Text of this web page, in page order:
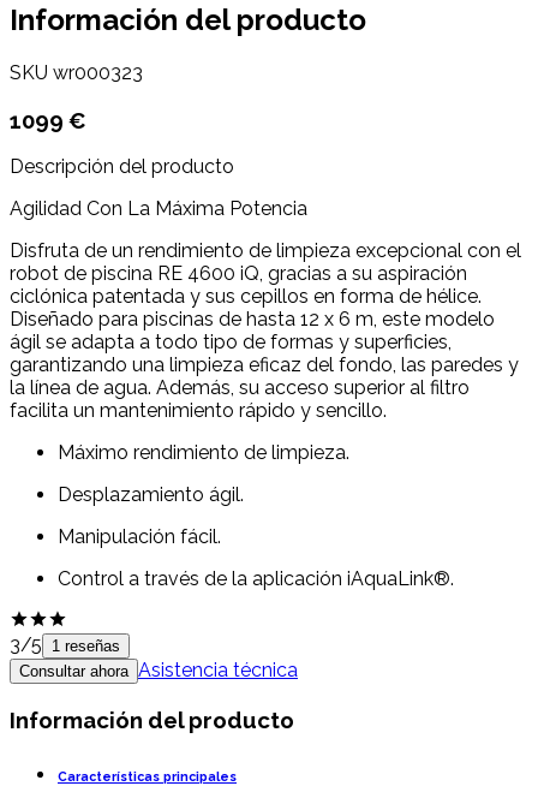
Información del producto
SKU wr000323
1099 €
Descripción del producto
Agilidad Con La Máxima Potencia
Disfruta de un rendimiento de limpieza excepcional con el
robot de piscina RE 4600 iQ, gracias a su aspiración
ciclónica patentada y sus cepillos en forma de hélice.
Diseñado para piscinas de hasta 12 x 6 m, este modelo
ágil se adapta a todo tipo de formas y superficies,
garantizando una limpieza eficaz del fondo, las paredes y
la línea de agua. Además, su acceso superior al filtro
facilita un mantenimiento rápido y sencillo.
Máximo rendimiento de limpieza.
Desplazamiento ágil.
Manipulación fácil.
Control a través de la aplicación iAquaLink®.
3/5
1 reseñas
Consultar ahora Asistencia técnica
Información del producto
Características principales